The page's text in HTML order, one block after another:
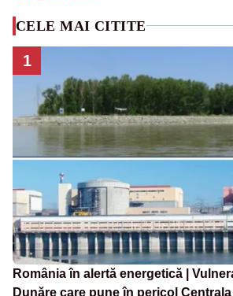
CELE MAI CITITE
1
România în alertă energetică |
Dunăre care pune în pericol